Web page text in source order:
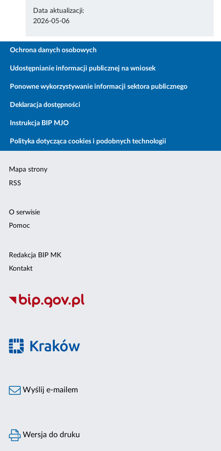
Data aktualizacji:
2026-05-06
Ochrona danych osobowych
Udostępnianie informacji publicznej na wniosek
Ponowne wykorzystywanie informacji sektora publicznego
Deklaracja dostępności
Instrukcja BIP MJO
Polityka dotycząca cookies i podobnych technologii
Mapa strony
RSS
O serwisie
Pomoc
Redakcja BIP MK
Kontakt
Wyślij e-mailem
Wersja do druku